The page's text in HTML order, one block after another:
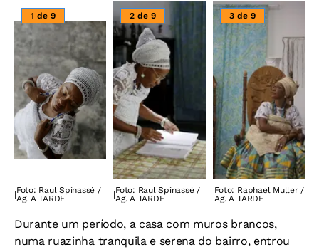
1 de 9
|Foto: Raul Spinassé /
Ag. A TARDE
2 de 9
|Foto: Raul Spinassé /
Ag. A TARDE
3 de 9
|Foto: Raphael Muller /
Ag. A TARDE
Durante um período, a casa com muros brancos,
numa ruazinha tranquila e serena do bairro, entrou